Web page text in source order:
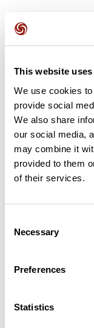
This website
We use cookies
provide social
We also share
our social media,
may combine it
provided to them
of their services.
Selection
Necessary
Preferences
Statistics
Cols le long du
32 km
Résumé
Bernac-Dessus. Ce
présente une